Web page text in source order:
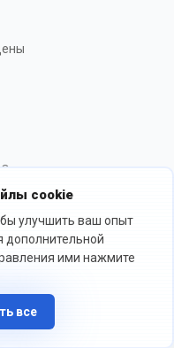
cookie
улучшить ваш опыт
дополнительной
ими нажмите
все
О рисках
номер: 13534801
WC2H 9JQ
финансовой
понимаете риски,